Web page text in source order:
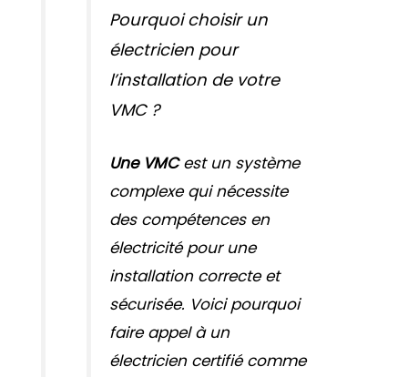
Pourquoi choisir un
électricien pour
l’installation de votre
VMC ?
Une VMCest un système
complexe qui nécessite
des compétences en
électricité pour une
installation correcte et
sécurisée. Voici pourquoi
faire appel à un
électricien certifié comme